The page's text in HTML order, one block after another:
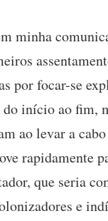
minha
por focar-se
início ao fim,
ao levar a
rapidamente
que seria
e